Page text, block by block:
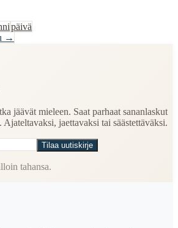
päivä
→
jäävät mieleen. Saat parhaat sananlaskut
jaettavaksi tai säästettäväksi.
Tilaa uutiskirje
tahansa.